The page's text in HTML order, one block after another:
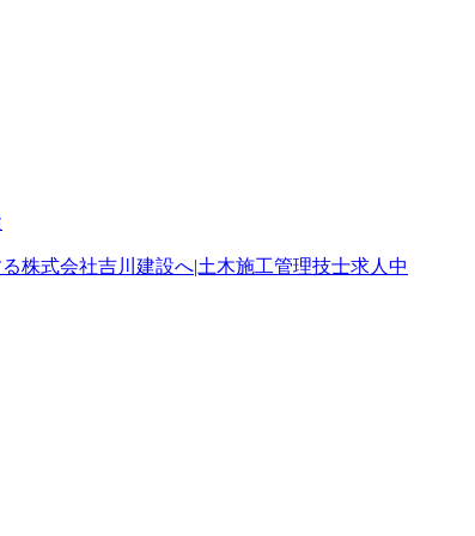
株式会社吉川建設へ|土木施工管理技士求人中